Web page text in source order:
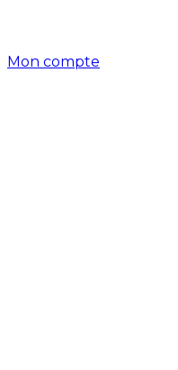
Mon compte